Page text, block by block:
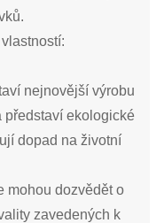
nejnovější výrobu
představí ekologické
dopad na životní
mohou dozvědět o
zavedených k